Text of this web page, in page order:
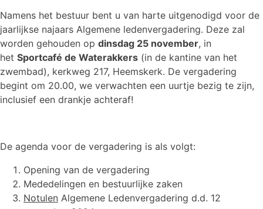
Namens het bestuur bent u van harte uitgenodigd voor de
jaarlijkse najaars Algemene ledenvergadering. Deze zal
worden gehouden op dinsdag 25 november, in
het Sportcafé de Waterakkers (in de kantine van het
zwembad), kerkweg 217, Heemskerk. De vergadering
begint om 20.00, we verwachten een uurtje bezig te zijn,
inclusief een drankje achteraf!
De agenda voor de vergadering is als volgt:
Opening van de vergadering
Mededelingen en bestuurlijke zaken
Notulen Algemene Ledenvergadering d.d. 12